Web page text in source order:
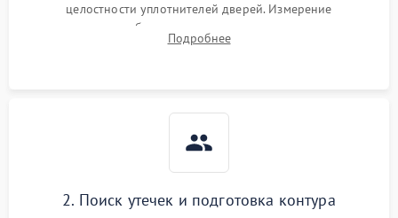
целостности уплотнителей дверей. Измерение
сопротивления обмоток мотора, проверка термостата и
считывание кодов ошибок с электронного дисплея.
Подробнее
2. Поиск утечек и подготовка контура